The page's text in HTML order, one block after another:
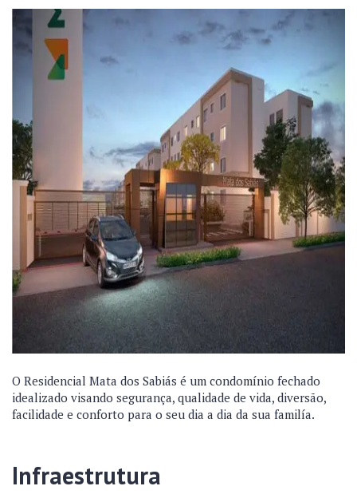
O Residencial Mata dos Sabiás é um condomínio fechado
idealizado visando segurança, qualidade de vida, diversão,
facilidade e conforto para o seu dia a dia da sua familía.
Infraestrutura